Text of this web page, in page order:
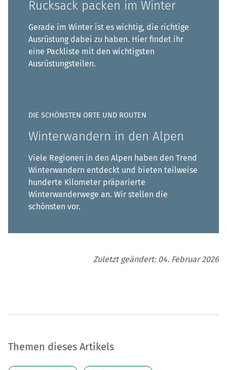
Rucksack packen im Winter
Gerade im Winter ist es wichtig, die richtige
Ausrüstung dabei zu haben. Hier findet ihr
eine Packliste mit den wichtigsten
Ausrüstungsteilen.
DIE SCHÖNSTEN ORTE UND ROUTEN
Winterwandern in den Alpen
Viele Regionen in den Alpen haben den Trend
Winterwandern entdeckt und bieten teilweise
hunderte Kilometer präparierte
Winterwanderwege an. Wir stellen die
schönsten vor.
Zuletzt geändert: 04. Februar 2026
Themen dieses Artikels